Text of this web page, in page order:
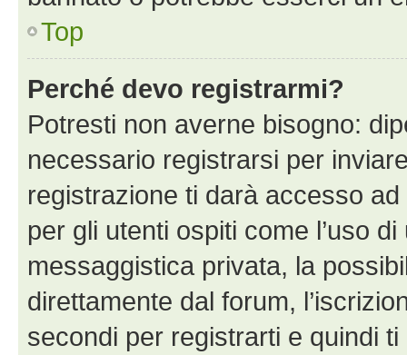
Top
Perché devo registrarmi?
Potresti non averne bisogno:
necessario registrarsi per
registrazione ti darà accesso
per gli utenti ospiti come l’uso
messaggistica privata, la
direttamente dal forum,
secondi per registrarti e quindi